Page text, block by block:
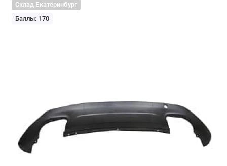
Склад Екатеринбург
Баллы: 170